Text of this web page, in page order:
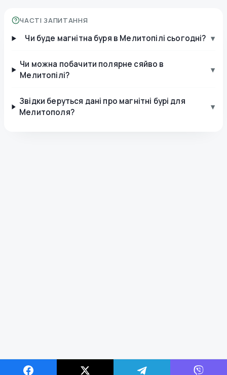
ЧАСТІ ЗАПИТАННЯ
Чи буде магнітна буря в Мелитопілі сьогодні? ▾
Чи можна побачити полярне сяйво в
Мелитопілі?
▾
Звідки беруться дані про магнітні бурі для
Мелитополя?
▾